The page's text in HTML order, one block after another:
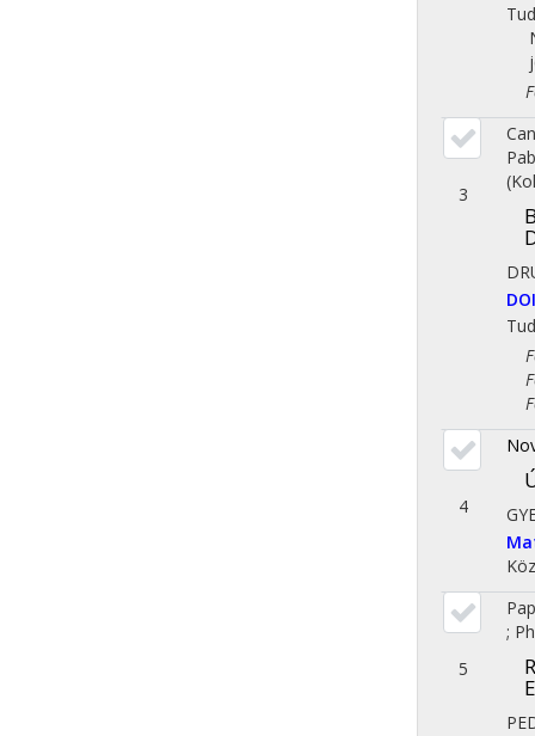
3
DOI
4
5
;